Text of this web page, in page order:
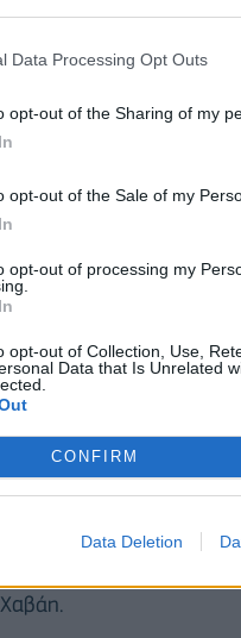
Data Processing Opt Outs
opt-out of the Sharing of my
opt-out of the Sale of my
opt-out of processing my
opt-out of Collection, Use,
Data that Is Unrelated
CONFIRM
Data Deletion
στους
καλύπτουν τις
προϊόντα
κόσμο με
προσαρμογή μεγέθους,
αίσθηση, με το
εταιρείας για χώρους
οχημάτων. Οι οθόνες
με μεγάλη
ένδειξη των
Wall All-in-One»
τις μοναδικές
ξενοδοχεία,